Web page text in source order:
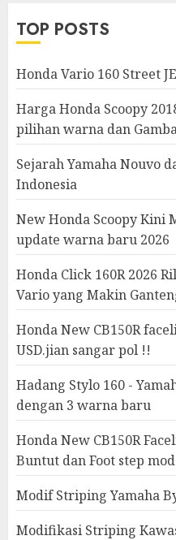
TOP POSTS
Honda Vario 160 Street
Harga Honda Scoopy
pilihan warna dan
Sejarah Yamaha Nouvo
Indonesia
New Honda Scoopy Kini
update warna baru 2026
Honda Click 160R 2026
Vario yang Makin
Honda New CB150R
USD.jian sangar pol !!
Hadang Stylo 160 -
dengan 3 warna baru
Honda New CB150R
Buntut dan Foot step
Modif Striping Yamaha
Modifikasi Striping